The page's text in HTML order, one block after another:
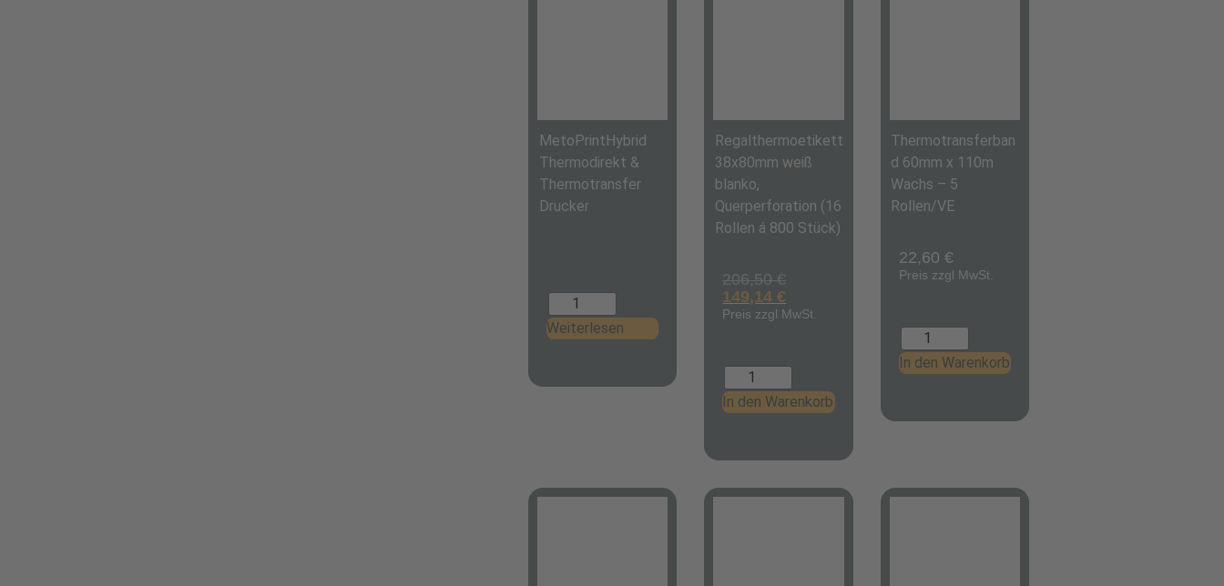
MetoPrintHybrid
Thermodirekt &
Thermotransfer
Drucker
Weiterlesen
Regalthermoetikett
38x80mm weiß
blanko,
Querperforation (16
Rollen á 800 Stück)
206,50€
149,14€
Preis zzgl MwSt.
In den Warenkorb
Thermotransferban
d 60mm x 110m
Wachs – 5
Rollen/VE
22,60 €
Preis zzgl MwSt.
In den Warenkorb